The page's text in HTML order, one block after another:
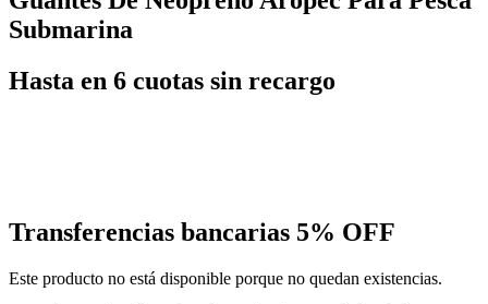
Submarina
Hasta en 6 cuotas sin recargo
Transferencias bancarias 5% OFF
Este producto no está disponible porque no quedan existencias.